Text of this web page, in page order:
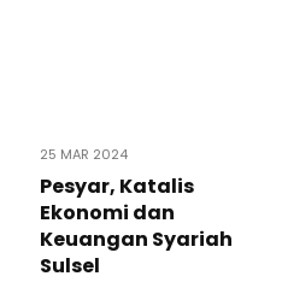
25 MAR 2024
Pesyar, Katalis
Ekonomi dan
Keuangan Syariah
Sulsel